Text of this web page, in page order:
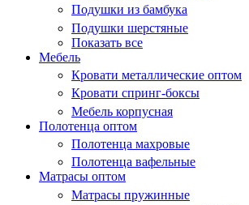
Подушки из бамбука
Подушки шерстяные
Показать все
Мебель
Кровати металлические оптом
Кровати спринг-боксы
Мебель корпусная
Полотенца оптом
Полотенца махровые
Полотенца вафельные
Матрасы оптом
Матрасы пружинные